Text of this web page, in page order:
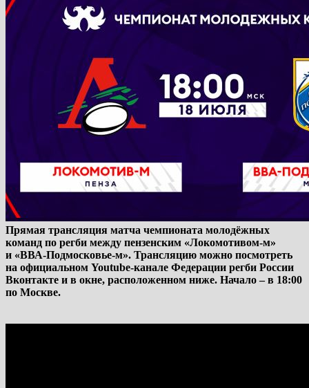
Прямая трансляция матча чемпионата молодёжных
команд по регби между пензенским «Локомотивом-м»
и «ВВА-Подмосковье-м». Трансляцию можно посмотреть
на официальном Youtube-канале Федерации регби России
Вконтакте и в окне, расположенном ниже. Начало – в 18:00
по Москве.